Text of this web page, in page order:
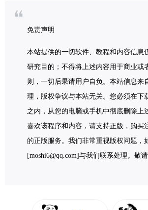
免责声明
本站提供的一切软件、教程和内容信息
研究目的；不得将上述内容用于商业或
则，一切后果请用户自负。本站信息来
理，版权争议与本站无关。您必须在下
之内，从您的电脑或手机中彻底删除上
喜欢该程序和内容，请支持正版，购买
的正版服务。我们非常重视版权问题，
[moshi6@qq.com]与我们联系处理。敬请